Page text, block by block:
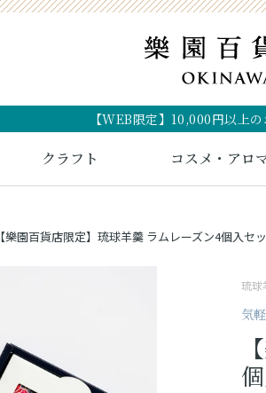
【WEB限定】10,000円以上
クラフト コスメ・アロ
【樂園百貨店限定】琉球羊羹 ラムレーズン4個入セ
琉球
気